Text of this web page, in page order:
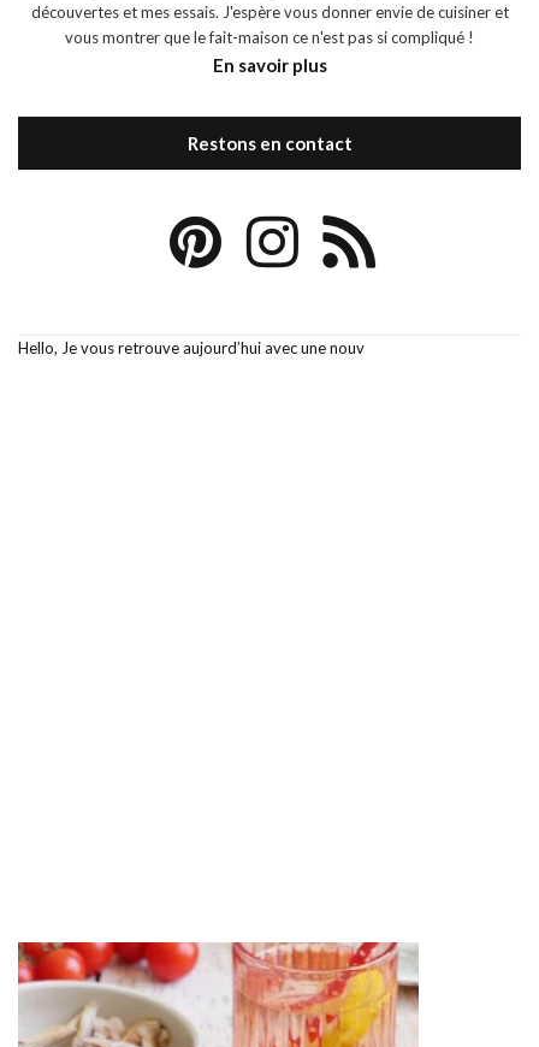
découvertes et mes essais. J'espère vous donner envie de cuisiner et
vous montrer que le fait-maison ce n'est pas si compliqué !
En savoir plus
Restons en contact
Hello, Je vous retrouve aujourd’hui avec une nouv